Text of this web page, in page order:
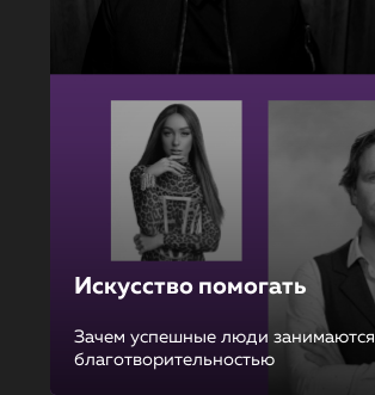
Искусство помогать
Зачем успешные люди занимаются
благотворительностью